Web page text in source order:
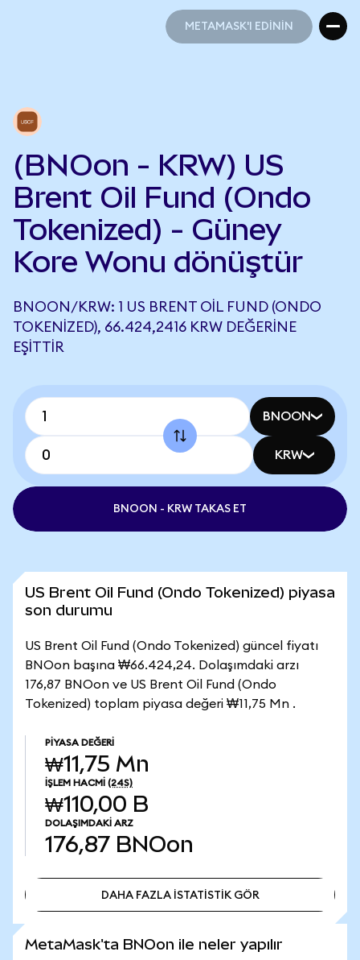
METAMASK'I EDİNİN
(BNOon - KRW) US
Brent Oil Fund (Ondo
Tokenized) - Güney
Kore Wonu dönüştür
BNOON/KRW: 1 US BRENT OIL FUND (ONDO
TOKENIZED), 66.424,2416 KRW DEĞERINE
EŞITTIR
BNOON
KRW
BNOON - KRW TAKAS ET
US Brent Oil Fund (Ondo Tokenized) piyasa
son durumu
US Brent Oil Fund (Ondo Tokenized) güncel fiyatı
BNOon başına ₩66.424,24. Dolaşımdaki arzı
176,87 BNOon ve US Brent Oil Fund (Ondo
Tokenized) toplam piyasa değeri ₩11,75 Mn .
PIYASA DEĞERI
₩11,75 Mn
İŞLEM HACMI (24S)
₩110,00 B
DOLAŞIMDAKI ARZ
176,87 BNOon
DAHA FAZLA İSTATİSTİK GÖR
MetaMask'ta BNOon ile neler yapılır